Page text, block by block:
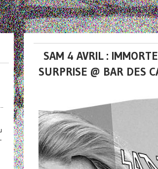
SAM 4 AVRIL :
SURPRISE @ BAR DES